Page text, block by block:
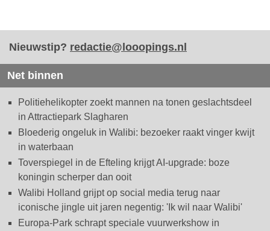
Nieuwstip? redactie@looopings.nl
Net binnen
Politiehelikopter zoekt mannen na tonen geslachtsdeel
in Attractiepark Slagharen
Bloederig ongeluk in Walibi: bezoeker raakt vinger kwijt
in waterbaan
Toverspiegel in de Efteling krijgt AI-upgrade: boze
koningin scherper dan ooit
Walibi Holland grijpt op social media terug naar
iconische jingle uit jaren negentig: 'Ik wil naar Walibi'
Europa-Park schrapt speciale vuurwerkshow in